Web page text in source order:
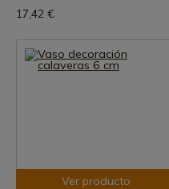
17,42 €
Ver producto